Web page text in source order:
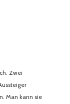
Zwei
Man kann sie